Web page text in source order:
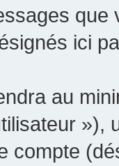
que
ici
au
compte